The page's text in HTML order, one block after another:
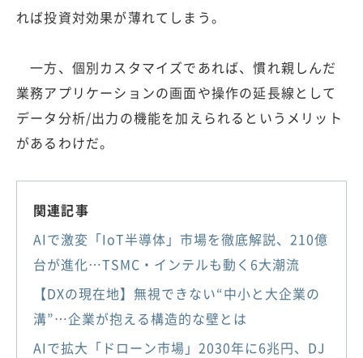
れば投資対効果が薄れてしまう。
一方、個別カスタマイズであれば、慣れ親しんだ
業務アプリケーションの画面や操作の延長線として
データ分析/出力の機能を加えられるというメリット
があるわけだ。
関連記事
AIで激変「IoT半導体」市場を徹底解説、210億
台が進化…TSMC・インテルも動く6大潮流
【DXの現在地】無視できない“中小と大企業の
溝”…企業が抱える構造的な壁とは
AIで拡大「ドローン市場」2030年に6兆円、DJ